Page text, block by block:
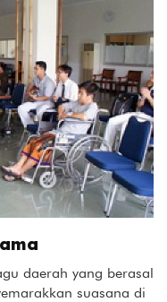
daerah yang berasal
suasana di